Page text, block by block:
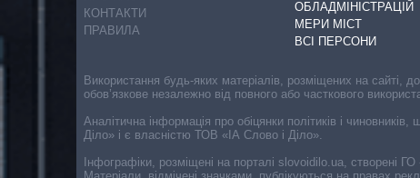
КОНТАКТИ
ПРАВИЛА
ОБЛАДМІНІСТРАЦІЙ
МЕРИ МІСТ
ВСІ ПЕРСОНИ
Використання будь-яких матеріалів, розміщених на сайті,
обов’язкове незалежно від повного або часткового
Аналітична інформація про обіцянки політиків і
Діло» і є власністю ТОВ «ІА Слово і Діло».
Інфографіки, розміщені на порталі slovoidilo.ua, створені